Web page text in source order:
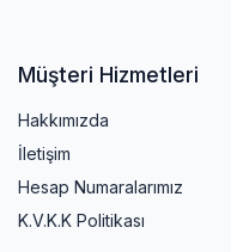
Müşteri Hizmetleri
Hakkımızda
İletişim
Hesap Numaralarımız
K.V.K.K Politikası